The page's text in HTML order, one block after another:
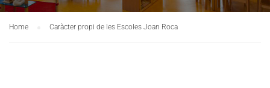
Home Caràcter propi de les Escoles Joan Roca